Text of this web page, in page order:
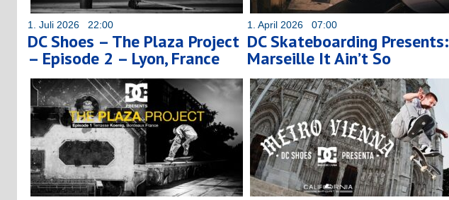
1. Juli 2026 22:00
DC Shoes – The Plaza Project
– Episode 2 – Lyon, France
1. April 2026 07:00
DC Skateboarding Presents:
Marseille It Ain’t So